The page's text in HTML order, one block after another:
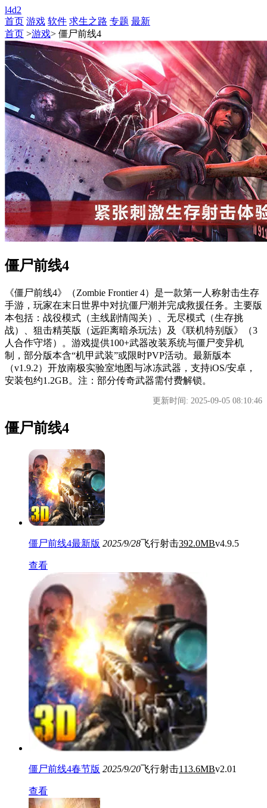
l4d2
首页 游戏 软件 求生之路 专题 最新
首页 >游戏> 僵尸前线4
僵尸前线4
《僵尸前线4》（Zombie Frontier 4）是一款第一人称射击生存
手游，玩家在末日世界中对抗僵尸潮并完成救援任务。主要版
本包括：战役模式（主线剧情闯关）、无尽模式（生存挑
战）、狙击精英版（远距离暗杀玩法）及《联机特别版》（3
人合作守塔）。游戏提供100+武器改装系统与僵尸变异机
制，部分版本含“机甲武装”或限时PVP活动。最新版本
（v1.9.2）开放南极实验室地图与冰冻武器，支持iOS/安卓，
安装包约1.2GB。注：部分传奇武器需付费解锁。
更新时间: 2025-09-05 08:10:46
僵尸前线4
僵尸前线4最新版 2025/9/28飞行射击392.0MBv4.9.5
查看
僵尸前线4春节版 2025/9/20飞行射击113.6MBv2.01
查看